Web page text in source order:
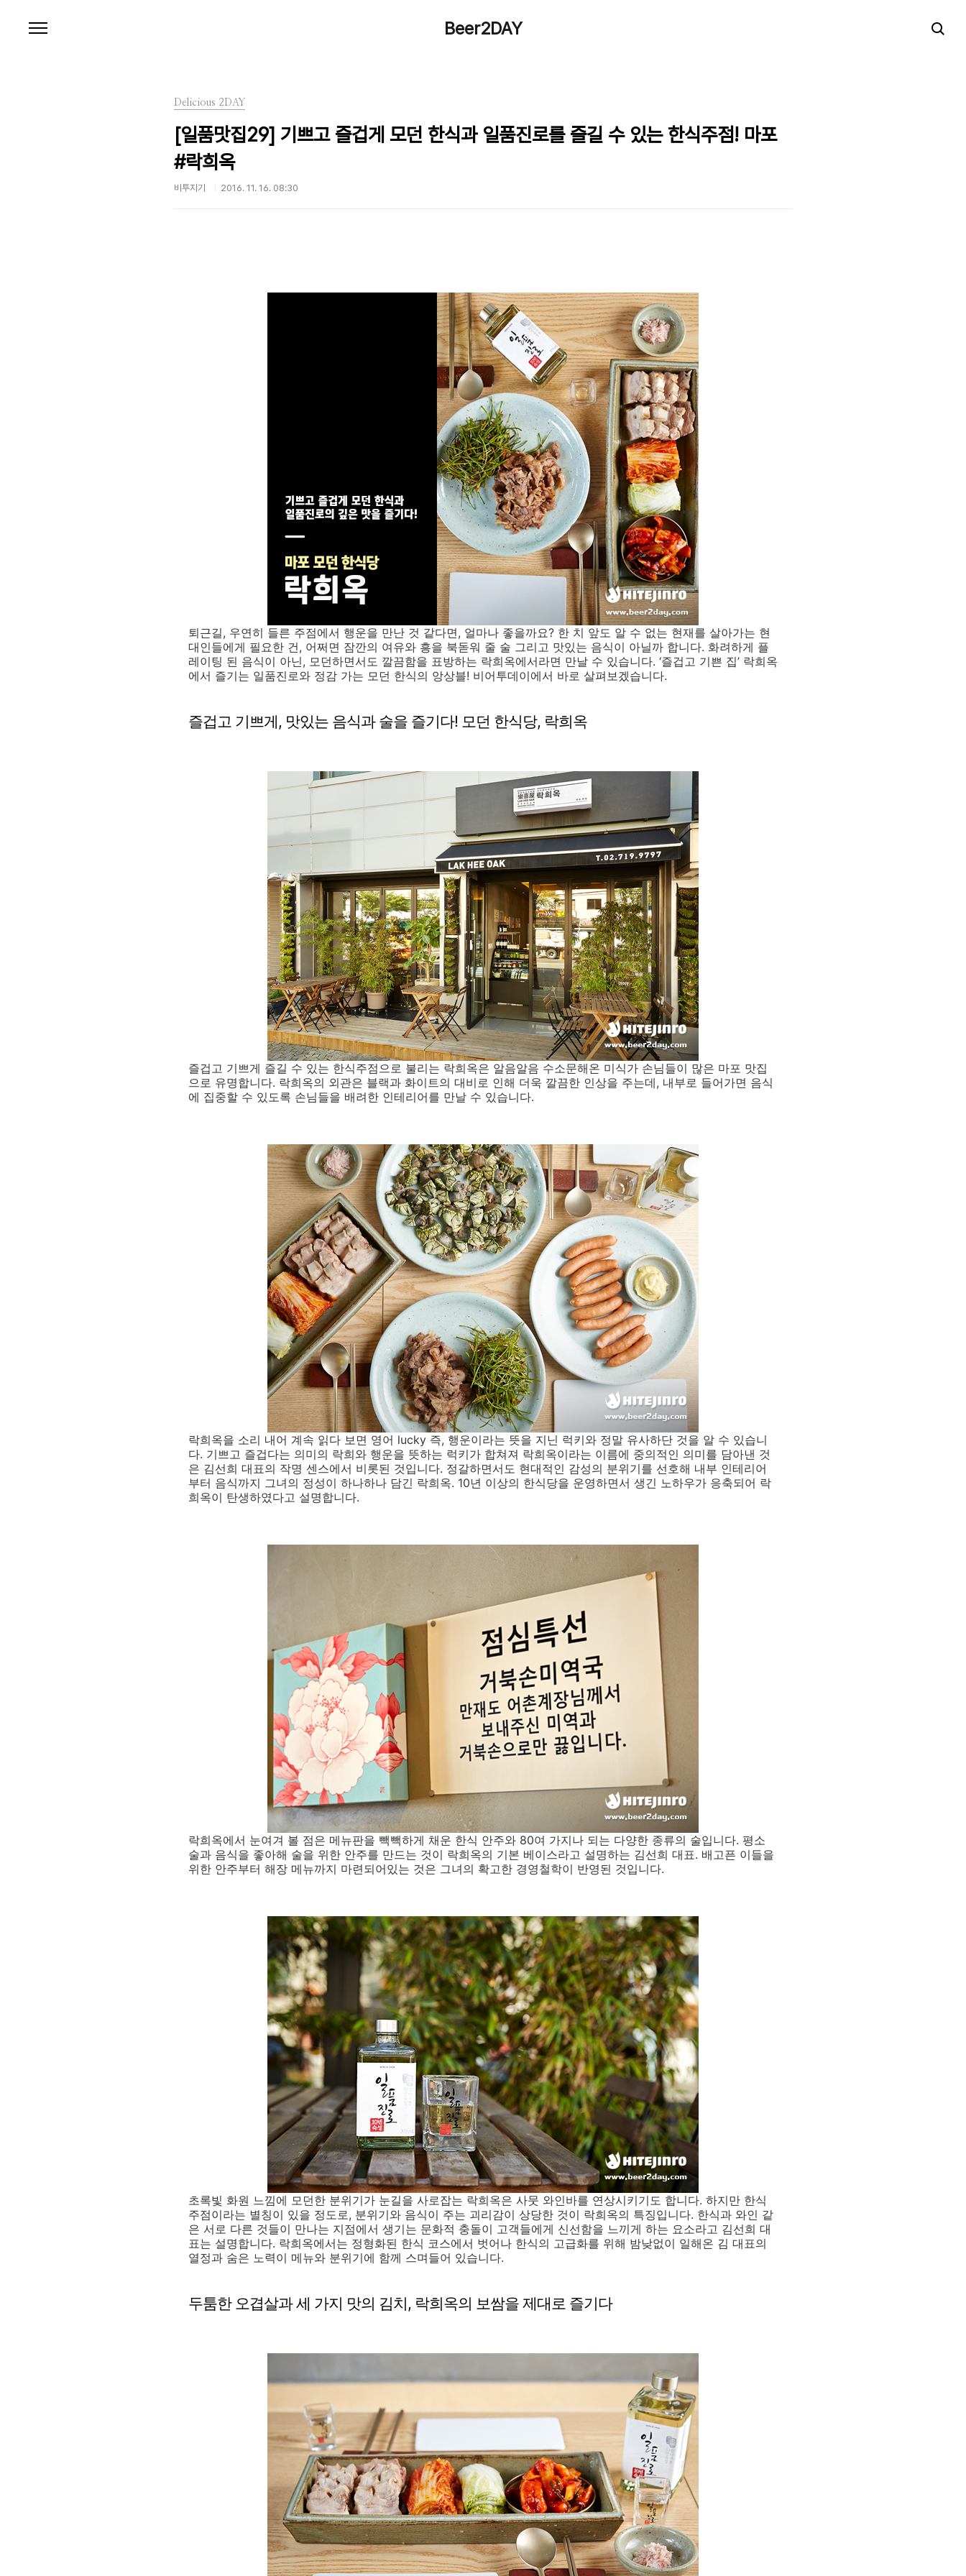
Beer2DAY
Delicious 2DAY
[일품맛집29] 기쁘고 즐겁게 모던 한식과 일품진로를 즐길 수 있는 한식주점! 마포
#락희옥
비투지기 2016. 11. 16. 08:30
퇴근길, 우연히 들른 주점에서 행운을 만난 것 같다면, 얼마나 좋을까요? 한 치 앞도 알 수 없는 현재를 살아가는 현
대인들에게 필요한 건, 어쩌면 잠깐의 여유와 흥을 북돋워 줄 술 그리고 맛있는 음식이 아닐까 합니다. 화려하게 플
레이팅 된 음식이 아닌, 모던하면서도 깔끔함을 표방하는 락희옥에서라면 만날 수 있습니다. ‘즐겁고 기쁜 집’ 락희옥
에서 즐기는 일품진로와 정감 가는 모던 한식의 앙상블! 비어투데이에서 바로 살펴보겠습니다.
즐겁고 기쁘게, 맛있는 음식과 술을 즐기다! 모던 한식당, 락희옥
즐겁고 기쁘게 즐길 수 있는 한식주점으로 불리는 락희옥은 알음알음 수소문해온 미식가 손님들이 많은 마포 맛집
으로 유명합니다. 락희옥의 외관은 블랙과 화이트의 대비로 인해 더욱 깔끔한 인상을 주는데, 내부로 들어가면 음식
에 집중할 수 있도록 손님들을 배려한 인테리어를 만날 수 있습니다.
락희옥을 소리 내어 계속 읽다 보면 영어 lucky 즉, 행운이라는 뜻을 지닌 럭키와 정말 유사하단 것을 알 수 있습니
다. 기쁘고 즐겁다는 의미의 락희와 행운을 뜻하는 럭키가 합쳐져 락희옥이라는 이름에 중의적인 의미를 담아낸 것
은 김선희 대표의 작명 센스에서 비롯된 것입니다. 정갈하면서도 현대적인 감성의 분위기를 선호해 내부 인테리어
부터 음식까지 그녀의 정성이 하나하나 담긴 락희옥. 10년 이상의 한식당을 운영하면서 생긴 노하우가 응축되어 락
희옥이 탄생하였다고 설명합니다.
락희옥에서 눈여겨 볼 점은 메뉴판을 빽빽하게 채운 한식 안주와 80여 가지나 되는 다양한 종류의 술입니다. 평소
술과 음식을 좋아해 술을 위한 안주를 만드는 것이 락희옥의 기본 베이스라고 설명하는 김선희 대표. 배고픈 이들을
위한 안주부터 해장 메뉴까지 마련되어있는 것은 그녀의 확고한 경영철학이 반영된 것입니다.
초록빛 화원 느낌에 모던한 분위기가 눈길을 사로잡는 락희옥은 사뭇 와인바를 연상시키기도 합니다. 하지만 한식
주점이라는 별칭이 있을 정도로, 분위기와 음식이 주는 괴리감이 상당한 것이 락희옥의 특징입니다. 한식과 와인 같
은 서로 다른 것들이 만나는 지점에서 생기는 문화적 충돌이 고객들에게 신선함을 느끼게 하는 요소라고 김선희 대
표는 설명합니다. 락희옥에서는 정형화된 한식 코스에서 벗어나 한식의 고급화를 위해 밤낮없이 일해온 김 대표의
열정과 숨은 노력이 메뉴와 분위기에 함께 스며들어 있습니다.
두툼한 오겹살과 세 가지 맛의 김치, 락희옥의 보쌈을 제대로 즐기다